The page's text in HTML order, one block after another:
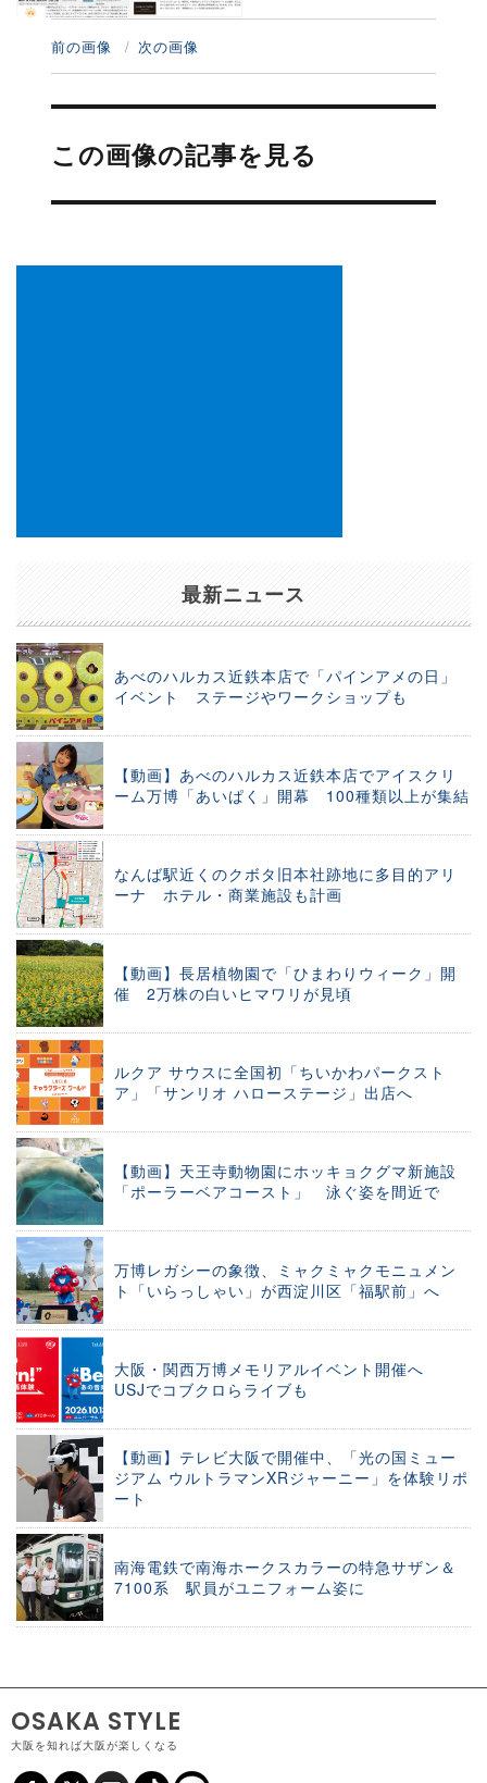
前の画像 次の画像
投
ナ
ビ
ー
この画像の記事を見る
最新ニュース
あべのハルカス近鉄本店で「パインアメの日」
イベント ステージやワークショップも
【動画】あべのハルカス近鉄本店でアイスクリ
ーム万博「あいぱく」開幕 100種類以上が集結
なんば駅近くのクボタ旧本社跡地に多目的アリ
ーナ ホテル・商業施設も計画
【動画】長居植物園で「ひまわりウィーク」開
催 2万株の白いヒマワリが見頃
ルクア サウスに全国初「ちいかわパークスト
ア」「サンリオ ハローステージ」出店へ
【動画】天王寺動物園にホッキョクグマ新施設
「ポーラーベアコースト」 泳ぐ姿を間近で
万博レガシーの象徴、ミャクミャクモニュメン
ト「いらっしゃい」が西淀川区「福駅前」へ
大阪・関西万博メモリアルイベント開催へ
USJでコブクロらライブも
【動画】テレビ大阪で開催中、「光の国ミュー
ジアム ウルトラマンXRジャーニー」を体験リポ
ート
南海電鉄で南海ホークスカラーの特急サザン＆
7100系 駅員がユニフォーム姿に
OSAKA STYLE
大阪を知れば大阪が楽しくなる